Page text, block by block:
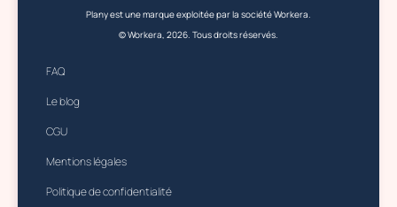
Plany est une marque exploitée par la société Workera.
© Workera, 2026. Tous droits réservés.
FAQ
Le blog
CGU
Mentions légales
Politique de confidentialité